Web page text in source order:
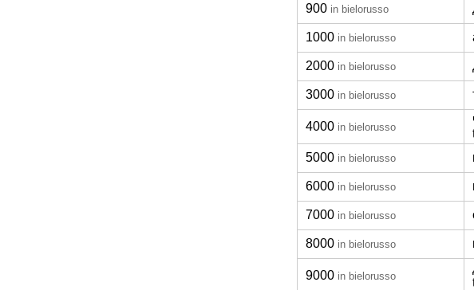
900 in bielorusso
1000 in bielorusso
2000 in bielorusso
3000 in bielorusso
4000 in bielorusso
5000 in bielorusso
6000 in bielorusso
7000 in bielorusso
8000 in bielorusso
9000 in bielorusso